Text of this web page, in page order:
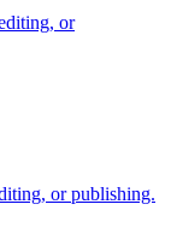
or
or publishing.